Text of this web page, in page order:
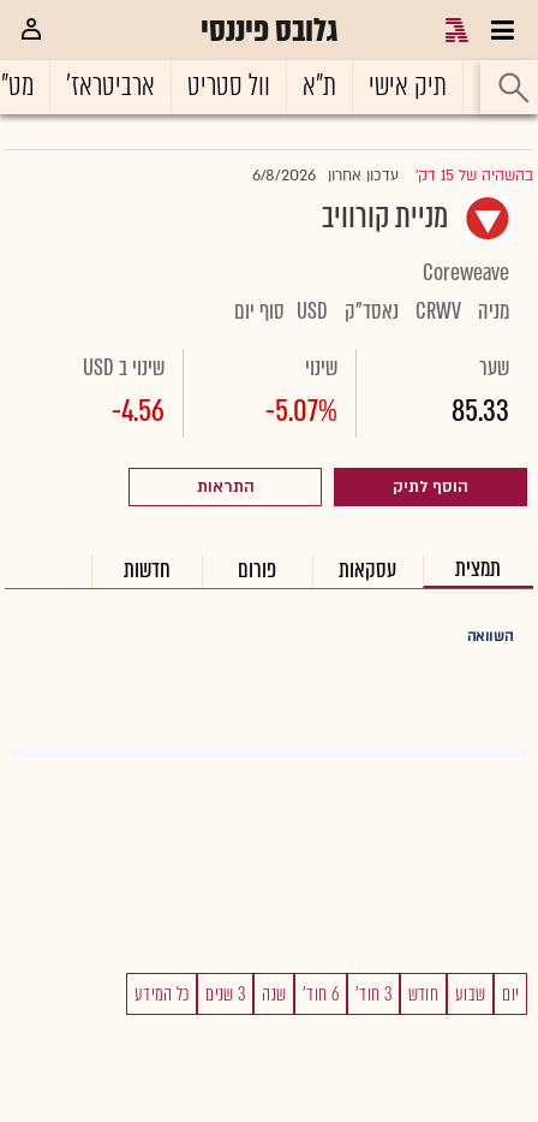
גלובס פיננסי
ראשי תיק אישי ת"א וול סטריט ארביטראז'
בהשהיה של 15 דק' |עדכון אחרון 6/8/2026
מניית קורוויב
Coreweave
מניה CRWV נאסד"ק USD סוף יום
שער
85.33
שינוי
-5.07%
שינוי ב USD
-4.56
הוסף לתיק התראות
תמצית עסקאות פורום חדשות
השוואה
יום שבוע חודש 3 חוד' 6 חוד' שנה 3 שנים כל המידע